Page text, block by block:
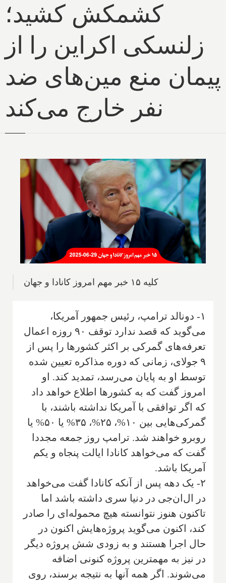
کشمکش کشید؛
زلنسکی اکراین را از
پیمان منع مین‌های ضد
نفر خارج می‌کند
کلیه ۱۵ خبر مهم امروز کانادا و جهان
۱- دونالد ترامپ، رئیس جمهور آمریکا،
می‌گوید که قصد ندارد توقف ۹۰ روزه اعمال
تعرفه‌های گمرکی بر اکثر کشورها را پس از
۹ جولای، زمانی که دوره مذاکره تعیین شده
توسط او به پایان می‌رسد، تمدید کند. او
امروز گفت که به کشورها اطلاع خواهد داد
که اگر توافقی با آمریکا نداشته باشند، با
گمرکی‌هایی بین ۱۰%، ۲۵%، ۳۵% یا ۵۰% یا
روبرو خواهند شد. ترامپ روز جمعه مجددا
گفت که می‌خواهد کانادا ایالت پنجاه و یکم
آمریکا باشد.
۲- یک دهه پس از آنکه کانادا گفت می‌خواهد
در ال‌ان‌جی در دنیا سری داشته باشد اما
تاکنون هنوز نتوانسته هیچ محموله‌ای را صادر
کند، اکنون می‌گوید پروژه‌هایش اکنون در
حال اجرا هستند و به زودی شش پروژه دیگر
در نیز به مهمترین پروژه کنونی اضافه
می‌شوند. اگر همه آنها به نتیجه برسند، روی